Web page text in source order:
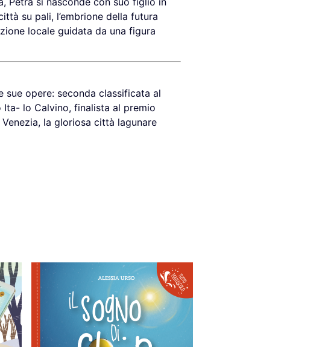
su pali, l’embrione della futura
locale guidata da una figura
opere: seconda classificata al
lo Calvino, finalista al premio
la gloriosa città lagunare